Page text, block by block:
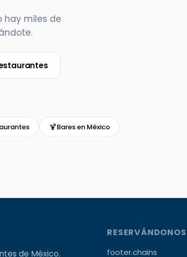
hay miles de
🍹Bares en México
de México.
RESERVÁNDONOS
footer.chains